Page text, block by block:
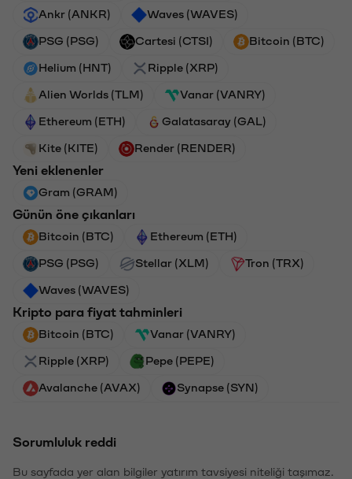
Ankr (ANKR) Waves (WAVES)
PSG (PSG) Cartesi (CTSI) Bitcoin (BTC)
Helium (HNT) Ripple (XRP)
Alien Worlds (TLM) Vanar (VANRY)
Ethereum (ETH) Galatasaray (GAL)
Kite (KITE) Render (RENDER)
Yeni eklenenler
Gram (GRAM)
Günün öne çıkanları
Bitcoin (BTC) Ethereum (ETH)
PSG (PSG) Stellar (XLM) Tron (TRX)
Waves (WAVES)
Kripto para fiyat tahminleri
Bitcoin (BTC) Vanar (VANRY)
Ripple (XRP) Pepe (PEPE)
Avalanche (AVAX) Synapse (SYN)
Sorumluluk reddi
Bu sayfada yer alan bilgiler yatırım tavsiyesi niteliği taşımaz.